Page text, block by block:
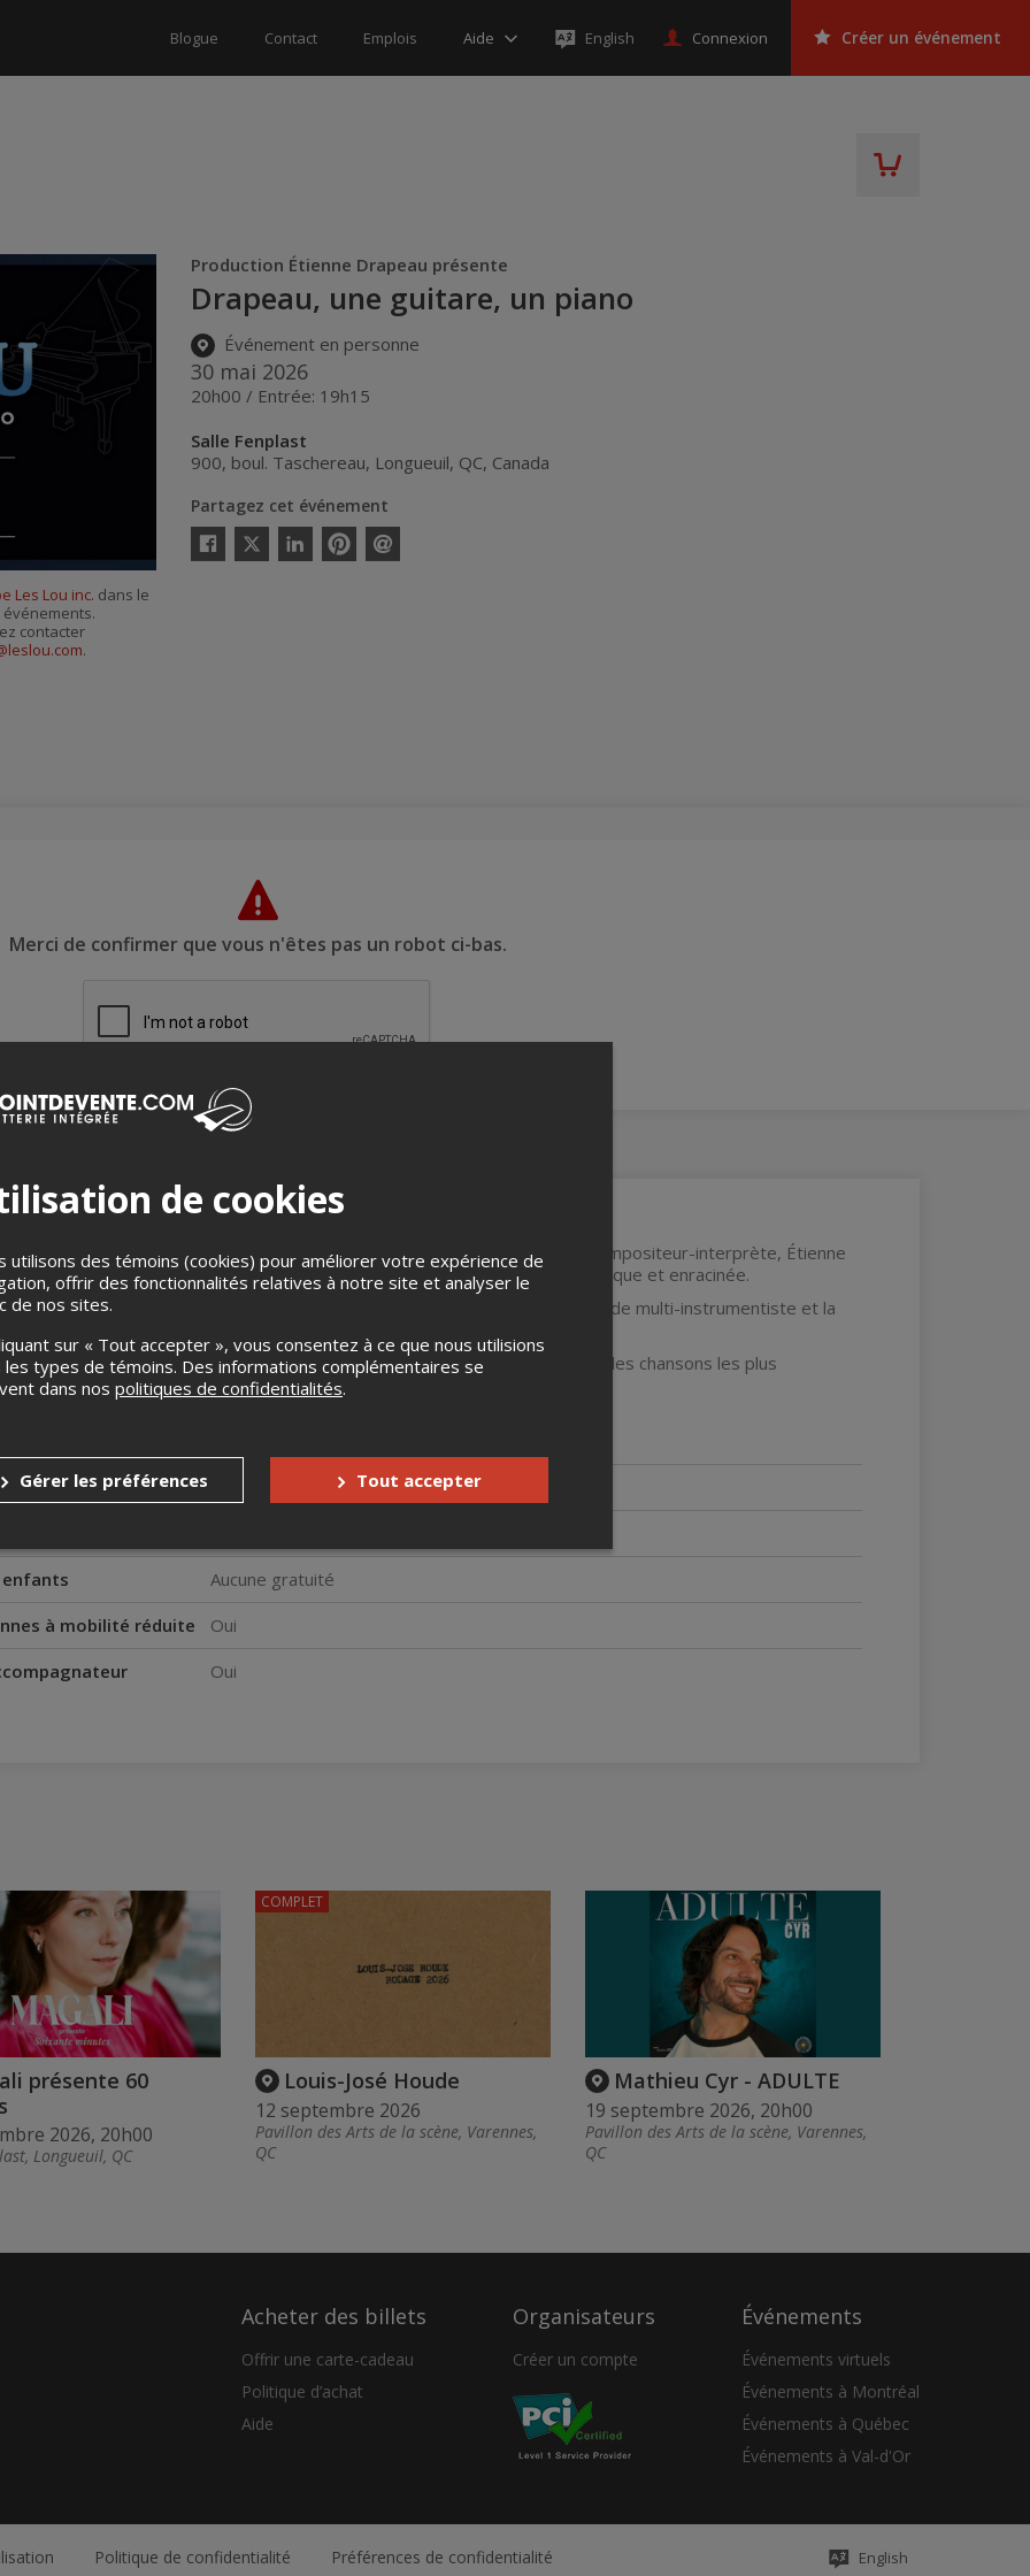
Blogue Contact Emplois Aide English Connexion Créer un événement
Production Étienne Drapeau présente
Drapeau, une guitare, un piano
Événement en personne
30 mai 2026
20h00 / Entrée: 19h15
Salle Fenplast
900, boul. Taschereau, Longueuil, QC, Canada
Partagez cet événement
Facebook
Twitter
LinkedinPinterestEnvoyer
Les Lou inc. dans le
événements.
contacter
.
Merci de confirmer que vous n'êtes pas un robot ci-bas.
une guitare, un pianoreprésente un retour aux sources pour l’auteur-compositeur-interprète, Étienne
ses racines musicales avec une approche folk-pop plus organique, authentique et enracinée.
à tour à la guitare, au piano ou à l’harmonica, Étienne y dévoile ses talents de multi-instrumentiste et la
artistique qui a fait son succès.
lumière les nouvelles compositions de son 10e album en carrière ainsi que les chansons les plus
– dont plusieurs ont atteint le numéro 1 des palmarès radio.
attendu. Un spectacle à ne pas manquer.
Aucun remboursement
Aucune gratuité
à mobilité réduite
Oui
Oui
présente 60
2026, 20h00
Longueuil, QC
Louis-José Houde
12 septembre 2026
Pavillon des Arts de la scène, Varennes,
QC
COMPLET
Mathieu Cyr - ADULTE
19 septembre 2026, 20h00
Pavillon des Arts de la scène, Varennes,
QC
Acheter des billets
Offrir une carte-cadeau
Politique d’achat
Aide
Organisateurs
Créer un compte
Événements
Événements virtuels
Événements à Montréal
Événements à Québec
Événements à Val-d'Or
Politique de confidentialité Préférences de confidentialité English
de cookies
utilisons des témoins (cookies) pour améliorer votre expérience de
offrir des fonctionnalités relatives à notre site et analyser le
de nos sites.
sur « Tout accepter », vous consentez à ce que nous utilisions
les types de témoins. Des informations complémentaires se
dans nos politiques de confidentialités.
Gérer les préférences Tout accepter